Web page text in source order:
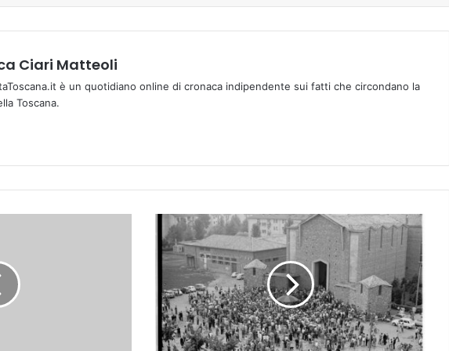
Ciari Matteoli
è un quotidiano online di cronaca indipendente sui fatti che circondano la
Toscana.